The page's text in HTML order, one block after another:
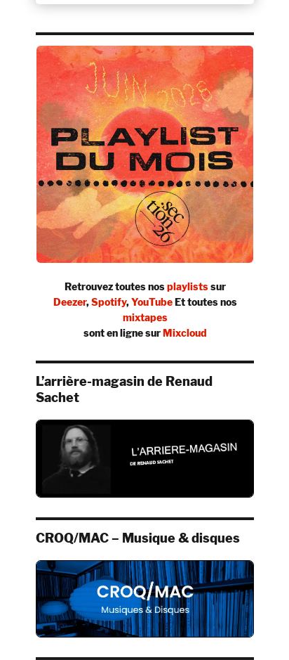
Retrouvez toutes nosplaylistssur
Deezer,Spotify,YouTubeEt toutes nos
mixtapes
sont en ligne surMixcloud
L’arrière-magasin de Renaud
Sachet
CROQ/MAC – Musique & disques